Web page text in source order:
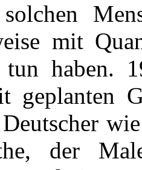
mit
haben.
geplanten
der